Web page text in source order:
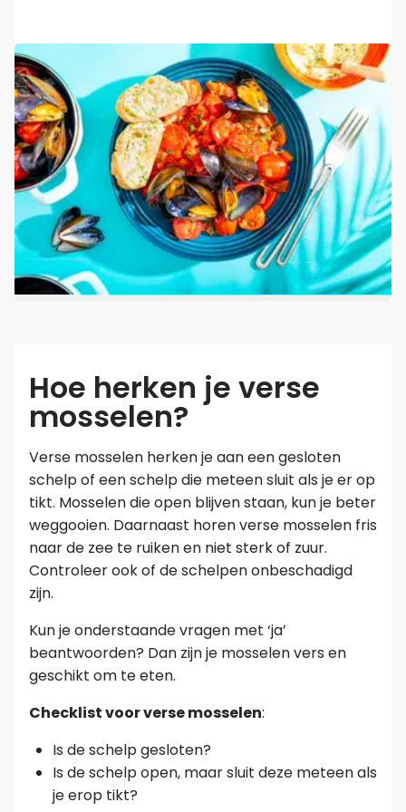
Hoe herken je verse
mosselen?
Verse mosselen herken je aan een gesloten
schelp of een schelp die meteen sluit als je er op
tikt. Mosselen die open blijven staan, kun je beter
weggooien. Daarnaast horen verse mosselen fris
naar de zee te ruiken en niet sterk of zuur.
Controleer ook of de schelpen onbeschadigd
zijn.
Kun je onderstaande vragen met ‘ja’
beantwoorden? Dan zijn je mosselen vers en
geschikt om te eten.
Checklist voor verse mosselen:
Is de schelp gesloten?
Is de schelp open, maar sluit deze meteen als
je erop tikt?